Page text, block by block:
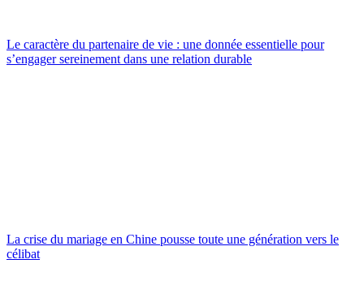
Le caractère du partenaire de vie : une donnée essentielle pour
s’engager sereinement dans une relation durable
La crise du mariage en Chine pousse toute une génération vers le
célibat